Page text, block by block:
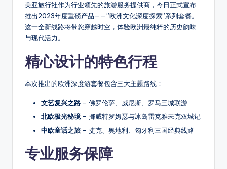
美亚旅行社作为行业领先的旅游服务提供商，今日正式宣布
推出2023年度重磅产品——”欧洲文化深度探索”系列套餐。
这一全新线路将带您穿越时空，体验欧洲最纯粹的历史韵味
与现代活力。
精心设计的特色行程
本次推出的欧洲深度游套餐包含三大主题路线：
文艺复兴之路 – 佛罗伦萨、威尼斯、罗马三城联游
北欧极光秘境 – 挪威特罗姆瑟与冰岛雷克雅未克双城记
中欧童话之旅 – 捷克、奥地利、匈牙利三国经典线路
专业服务保障